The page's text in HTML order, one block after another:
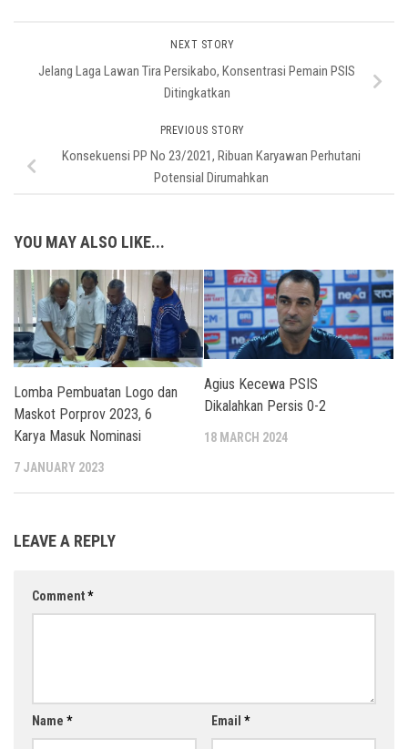
NEXT STORY
Jelang Laga Lawan Tira Persikabo, Konsentrasi Pemain PSIS
Ditingkatkan
PREVIOUS STORY
Konsekuensi PP No 23/2021, Ribuan Karyawan Perhutani
Potensial Dirumahkan
YOU MAY ALSO LIKE...
Lomba Pembuatan Logo dan
Maskot Porprov 2023, 6
Karya Masuk Nominasi
7 JANUARY 2023
Agius Kecewa PSIS
Dikalahkan Persis 0-2
18 MARCH 2024
LEAVE A REPLY
Comment*
Name * Email *